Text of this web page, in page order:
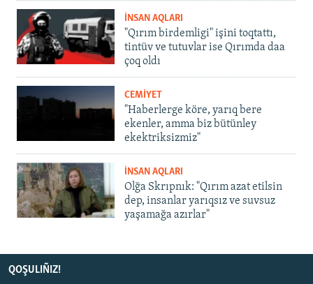
İNSAN AQLARI
"Qırım birdemligi" işini toqtattı,
tintüv ve tutuvlar ise Qırımda daa
çoq oldı
CEMİYET
"Haberlerge köre, yarıq bere
ekenler, amma biz bütünley
ekektriksizmiz"
İNSAN AQLARI
Olğa Skrıpnık: "Qırım azat etilsin
dep, insanlar yarıqsız ve suvsuz
yaşamağa azırlar"
QOŞULIÑIZ!